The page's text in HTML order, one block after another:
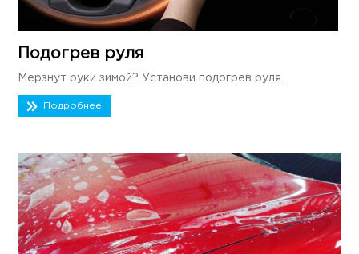
Подогрев руля
Мерзнут руки зимой? Установи подогрев руля.
Подробнее